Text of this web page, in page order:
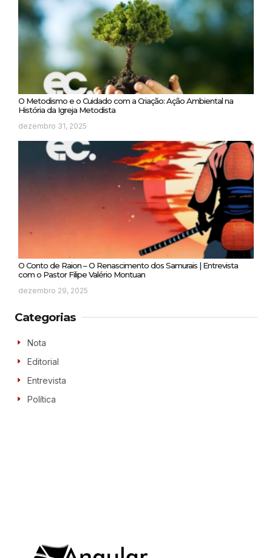
O Metodismo e o Cuidado com a Criação: Ação Ambiental na
História da Igreja Metodista
dezembro 31, 2025
O Conto de Raion – O Renascimento dos Samurais | Entrevista
com o Pastor Filipe Valério Montuan
dezembro 29, 2025
Categorias
Nota
Editorial
Entrevista
Política